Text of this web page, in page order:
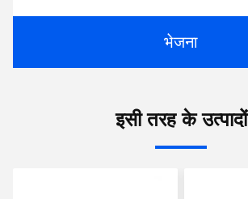
भेजना
इसी तरह के उत्पादों